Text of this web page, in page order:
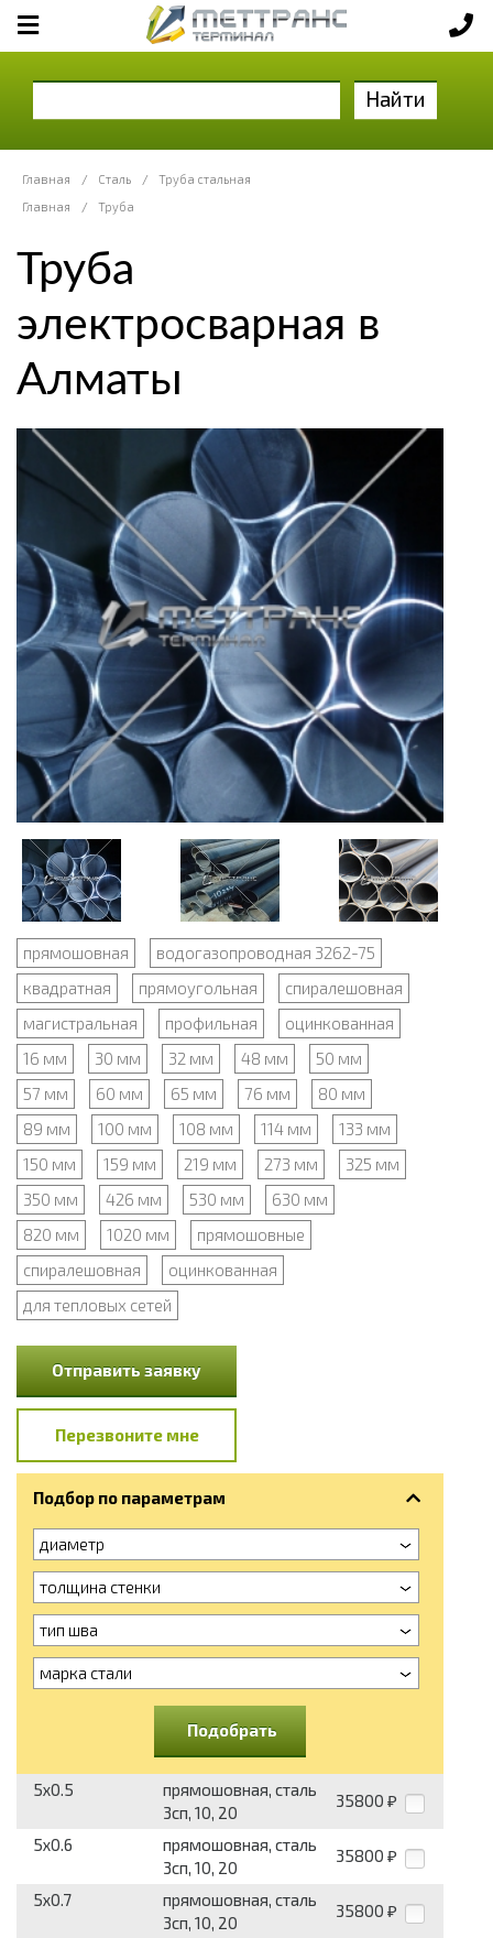
Найти
Главная / Сталь /
Труба стальная
Главная
/ Труба
Труба
электросварная в
Алматы
прямошовная
водогазопроводная 3262-75
квадратная
прямоугольная
спиралешовная
магистральная
профильная
оцинкованная
16 мм
30 мм 32 мм 48 мм
50 мм
57 мм
60 мм 65 мм 76 мм
80 мм
89 мм
100 мм 108 мм 114 мм
133 мм
150 мм
159 мм 219 мм 273 мм
325 мм
350 мм
426 мм 530 мм
630 мм
820 мм
1020 мм
прямошовные
спиралешовная
оцинкованная
для тепловых сетей
Отправить заявку
Перезвоните мне
Подбор по параметрам
диаметр
толщина стенки
тип шва
марка стали
Подобрать
5x0.5
прямошовная, сталь
3сп, 10, 20
35800 ₽
5x0.6
прямошовная, сталь
3сп, 10, 20
35800 ₽
5x0.7
прямошовная, сталь
3сп, 10, 20
35800 ₽